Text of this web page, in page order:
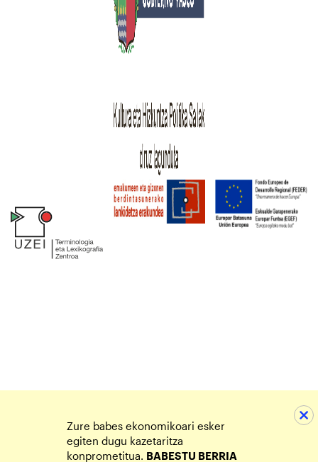
Zure babes ekonomikoari esker
egiten dugu kazetaritza
konprometitua. BABESTU BERRIA